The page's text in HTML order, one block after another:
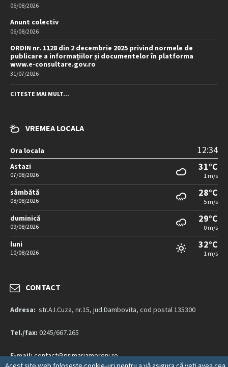
06/08/2026
Anunt colectiv
06/08/2026
ORDIN nr. 1128 din 2 decembrie 2025 privind normele de
publicare a informațiilor și documentelor în platforma
www.e-consultare.gov.ro
31/07/2026
CITESTE MAI MULT...
VREMEA LOCALA
Ora locala 12:34
Astazi
07/08/2026
31°C
1 m/s
sâmbătă
08/08/2026
28°C
5 m/s
duminică
09/08/2026
29°C
0 m/s
luni
10/08/2026
32°C
1 m/s
CONTACT
Adresa: str.A.I.Cuza, nr.15, jud.Dambovita, cod postal 135300
Tel./fax: 0245/667.265
E-mail:contact@primariamoreni.ro